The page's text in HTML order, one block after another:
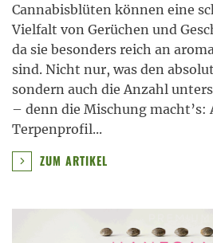
Cannabisblüten können eine
Vielfalt von Gerüchen und
da sie besonders reich an
sind. Nicht nur, was den
sondern auch die Anzahl
– denn die Mischung macht’s:
Terpenprofil...
ZUM ARTIKEL